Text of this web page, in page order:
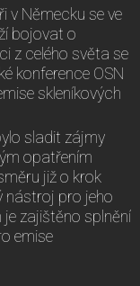
v Německu se ve
bojovat o
z celého světa se
konference OSN
skleníkových
sladit zájmy
opatřením
již o krok
nástroj pro jeho
zajištěno splnění
emise